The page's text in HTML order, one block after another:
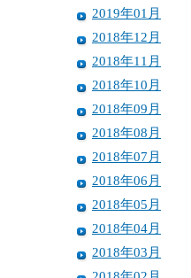
2019年01月
2018年12月
2018年11月
2018年10月
2018年09月
2018年08月
2018年07月
2018年06月
2018年05月
2018年04月
2018年03月